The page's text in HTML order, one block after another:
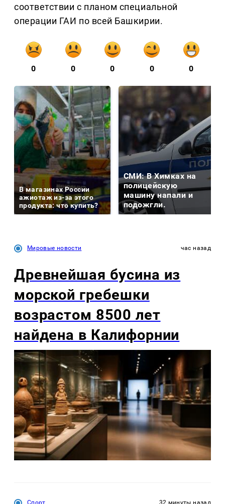
соответствии с планом специальной
операции ГАИ по всей Башкирии.
0 0 0 0 0
В магазинах России
ажиотаж из-за этого
продукта: что купить?
СМИ: В Химках на
полицейскую
машину напали и
подожгли.
Мировые новости час назад
Древнейшая бусина из
морской гребешки
возрастом 8500 лет
найдена в Калифорнии